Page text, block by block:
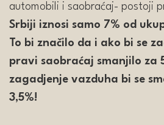
automobili i saobraćaj- postoji
Srbiji iznosi samo 7% od
To bi značilo da i ako bi se
pravi saobraćaj smanjilo za
zagadjenje vazduha bi se
3,5%!